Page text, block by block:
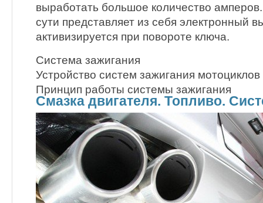
выработать большое количество
сути представляет из себя электронный
активизируется при повороте ключа.
Система зажигания
Устройство систем зажигания мотоциклов
Принцип работы системы зажигания
Смазка двигателя. Топливо.